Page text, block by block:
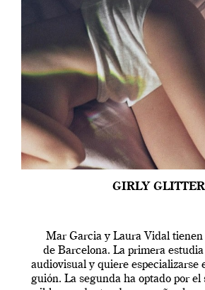
GIRLY GLITTER
Mar Garcia y Laura Vidal tienen
de Barcelona. La primera
audiovisual y quiere especializarse
guión. La segunda ha optado por el